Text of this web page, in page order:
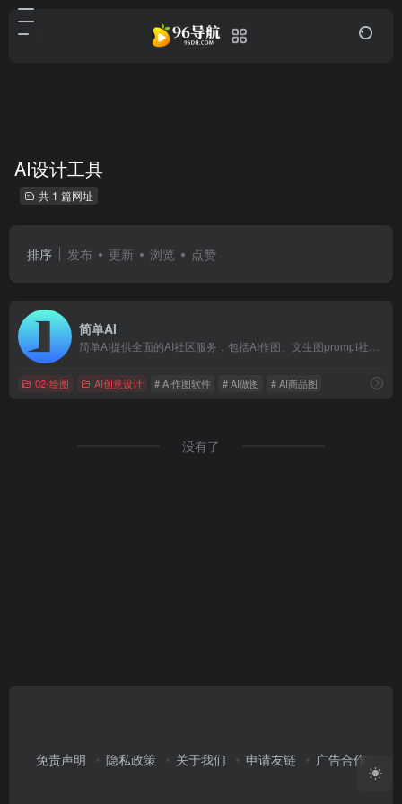
AI设计工具
共 1 篇网址
排序 发布 更新 浏览 点赞
简单AI
02-绘图 AI创意设计 # AI作图软件 # AI做图 # AI商品图
没有了
免责声明 隐私政策 关于我们 申请友链 广告合作